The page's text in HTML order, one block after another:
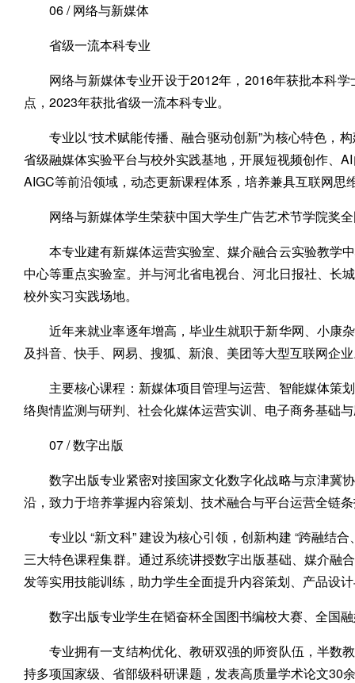
06 / 网络与新媒体
省级一流本科专业
网络与新媒体专业开设于2012年，2016年获批本科
点，2023年获批省级一流本科专业。
专业以“技术赋能传播、融合驱动创新”为核心特色，
省级融媒体实验平台与校外实践基地，开展短视频创作、
AIGC等前沿领域，动态更新课程体系，培养兼具互联网
网络与新媒体学生荣获中国大学生广告艺术节学院奖
本专业建有新媒体运营实验室、媒介融合云实验教学
中心等重点实验室。并与河北省电视台、河北日报社、长
校外实习实践场地。
近年来就业率逐年增高，毕业生就职于新华网、小康
及抖音、快手、网易、搜狐、新浪、美团等大型互联网企
主要核心课程：新媒体项目管理与运营、智能媒体策
络舆情监测与研判、社会化媒体运营实训、电子商务基础
07 / 数字出版
数字出版专业紧密对接国家文化数字化战略与京津冀
沿，致力于培养掌握内容策划、技术融合与平台运营全链
专业以 “新文科” 建设为核心引领，创新构建 “跨融结
三大特色课程集群。通过系统讲授数字出版基础、媒介融
发等实用技能训练，助力学生全面提升内容策划、产品设
数字出版专业学生在韬奋杯全国图书编校大赛、全国
专业拥有一支结构优化、教研双强的师资队伍，半数
持多项国家级、省部级科研课题，发表高质量学术论文30